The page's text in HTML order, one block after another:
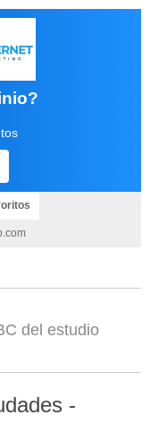
del estudio
-